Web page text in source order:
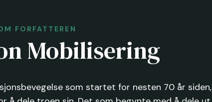
FORFATTEREN
Mobilisering
som startet for nesten 70 år siden,